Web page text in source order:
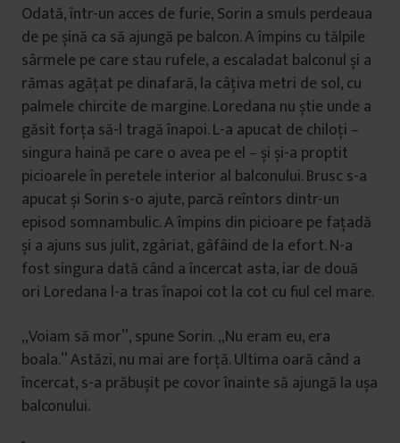
Odată, într-un acces de furie, Sorin a smuls perdeaua
de pe șină ca să ajungă pe balcon. A împins cu tălpile
sârmele pe care stau rufele, a escaladat balconul și a
rămas agățat pe dinafară, la câțiva metri de sol, cu
palmele chircite de margine. Loredana nu știe unde a
găsit forța să-l tragă înapoi. L-a apucat de chiloți –
singura haină pe care o avea pe el – și și-a proptit
picioarele în peretele interior al balconului. Brusc s-a
apucat și Sorin s-o ajute, parcă reîntors dintr-un
episod somnambulic. A împins din picioare pe fațadă
și a ajuns sus julit, zgâriat, gâfâind de la efort. N-a
fost singura dată când a încercat asta, iar de două
ori Loredana l-a tras înapoi cot la cot cu fiul cel mare.
„Voiam să mor”, spune Sorin. „Nu eram eu, era
boala.” Astăzi, nu mai are forță. Ultima oară când a
încercat, s-a prăbușit pe covor înainte să ajungă la ușa
balconului.